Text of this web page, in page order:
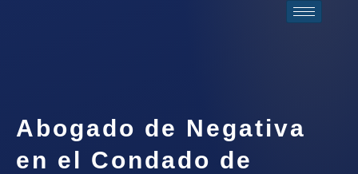
Abogado de Negativa
en el Condado de